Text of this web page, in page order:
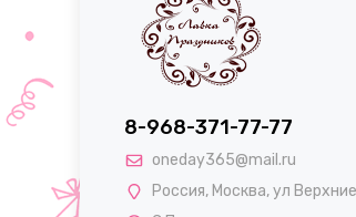
8-968-371-77-77
oneday365@mail.ru
Россия, Москва,ул